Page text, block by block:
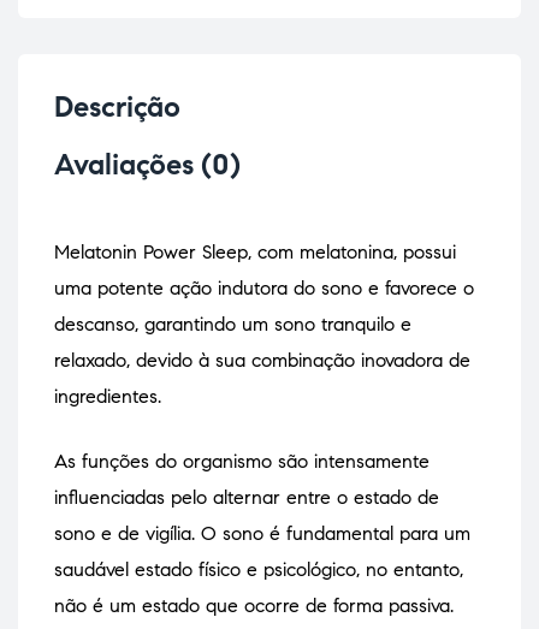
Descrição
Avaliações (0)
Melatonin Power Sleep, com melatonina, possui
uma potente ação indutora do sono e favorece o
descanso, garantindo um sono tranquilo e
relaxado, devido à sua combinação inovadora de
ingredientes.
As funções do organismo são intensamente
influenciadas pelo alternar entre o estado de
sono e de vigília. O sono é fundamental para um
saudável estado físico e psicológico, no entanto,
não é um estado que ocorre de forma passiva.